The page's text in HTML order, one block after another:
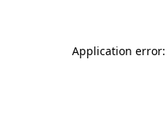
Application